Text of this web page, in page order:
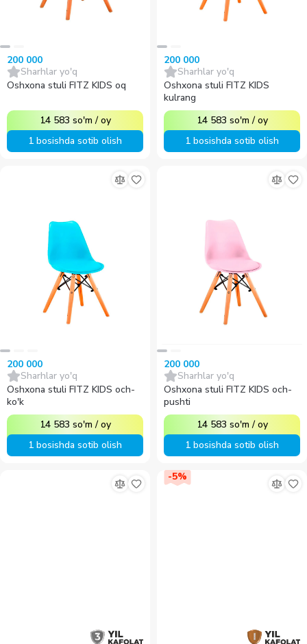
200 000
Sharhlar yo'q
Oshxona stuli FITZ KIDS oq
14 583 so'm /oy
1 bosishda sotib olish
200 000
Sharhlar yo'q
Oshxona stuli FITZ KIDS
kulrang
14 583 so'm /oy
1 bosishda sotib olish
200 000
Sharhlar yo'q
Oshxona stuli FITZ KIDS och-
ko'k
14 583 so'm /oy
1 bosishda sotib olish
200 000
Sharhlar yo'q
Oshxona stuli FITZ KIDS och-
pushti
14 583 so'm /oy
1 bosishda sotib olish
-5%